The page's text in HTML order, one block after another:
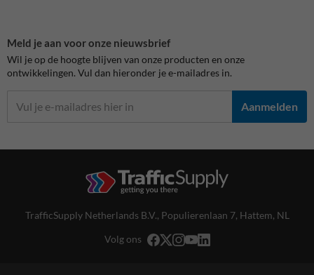
Meld je aan voor onze nieuwsbrief
Wil je op de hoogte blijven van onze producten en onze
ontwikkelingen. Vul dan hieronder je e-mailadres in.
Aanmelden
TrafficSupply Netherlands B.V., Populierenlaan 7, Hattem, NL
Volg ons